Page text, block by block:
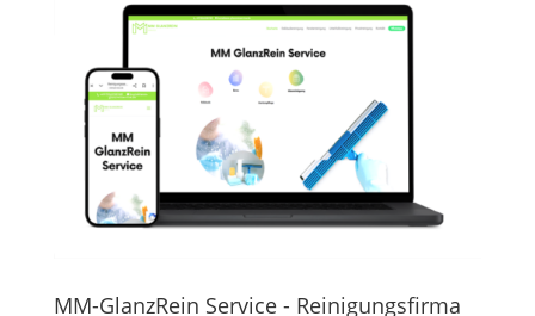
MM-GlanzRein Service - Reinigungsfirma